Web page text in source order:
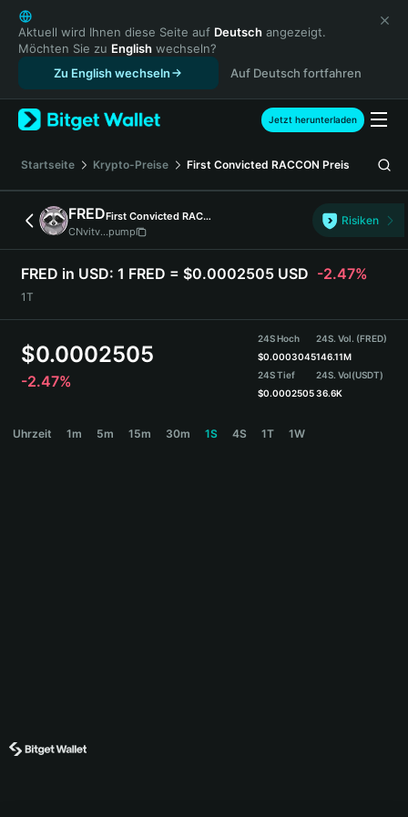
English
日本語
Tiếng Việt
Русский
Español (Latinoamérica)
Türkçe
Français
Deutsch
简体中文
繁體中文
Português (Portugal)
Bahasa Indonesia
ภาษาไทย
हिन्दी
Español
Português (Brasil)
Aktuell wird Ihnen diese Seite auf Deutsch angezeigt.
Möchten Sie zu English wechseln?
Zu English wechseln
Auf Deutsch fortfahren
Jetzt herunterladen
Startseite Krypto-Preise First Convicted RACCON Preis
FRED
First Convicted RACCON
CNvitv...pump
Risiken
FRED in USD: 1 FRED = $0.0002505 USD -2.47%
1T
$0.0002505
-2.47%
24S Hoch
$0.0003045
24S Tief
$0.0002505
24S. Vol. (FRED)
146.11M
24S. Vol(USDT)
36.6K
Uhrzeit 1m 5m 15m 30m 1S 4S 1T 1W